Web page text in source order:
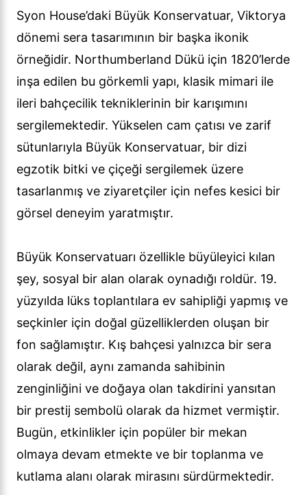
Syon House’daki Büyük Konservatuar, Viktorya
dönemi sera tasarımının bir başka ikonik
örneğidir. Northumberland Dükü için 1820’lerde
inşa edilen bu görkemli yapı, klasik mimari ile
ileri bahçecilik tekniklerinin bir karışımını
sergilemektedir. Yükselen cam çatısı ve zarif
sütunlarıyla Büyük Konservatuar, bir dizi
egzotik bitki ve çiçeği sergilemek üzere
tasarlanmış ve ziyaretçiler için nefes kesici bir
görsel deneyim yaratmıştır.
Büyük Konservatuarı özellikle büyüleyici kılan
şey, sosyal bir alan olarak oynadığı roldür. 19.
yüzyılda lüks toplantılara ev sahipliği yapmış ve
seçkinler için doğal güzelliklerden oluşan bir
fon sağlamıştır. Kış bahçesi yalnızca bir sera
olarak değil, aynı zamanda sahibinin
zenginliğini ve doğaya olan takdirini yansıtan
bir prestij sembolü olarak da hizmet vermiştir.
Bugün, etkinlikler için popüler bir mekan
olmaya devam etmekte ve bir toplanma ve
kutlama alanı olarak mirasını sürdürmektedir.